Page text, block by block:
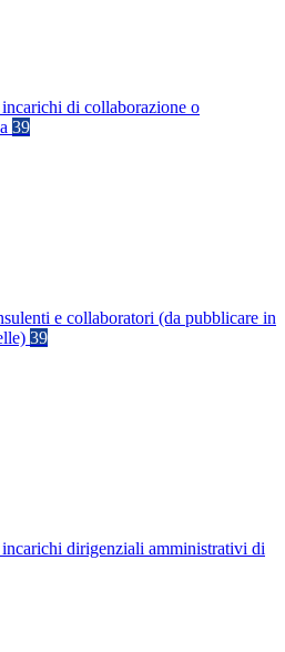
di collaborazione o
39
e collaboratori (da pubblicare in
39
dirigenziali amministrativi di